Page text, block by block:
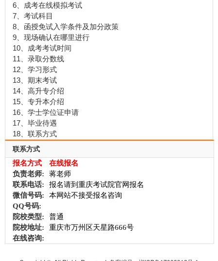
6、成考在线模拟考试
7、考试科目
8、函授免试入学条件及加分政策
9、现场确认在哪里进行
10、成考考试时间
11、录取分数线
12、学习形式
13、期末考试
14、高升专介绍
15、专升本介绍
16、学士学位证申请
17、毕业待遇
18、联系方式
联系方式
报名方式
在线报名
负责老师:
蒋老师
联系电话:
报名请到重庆考试院官网报名
微信号码:
本网站不接受报名咨询
QQ号码:
院校类型:
普通
院校地址:
重庆市万州区天星路666号
在线咨询: